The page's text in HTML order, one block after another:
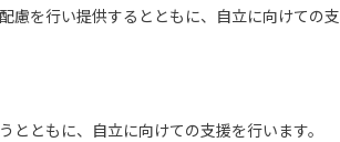
慮を行い提供するとともに、自立に向けての支
とともに、自立に向けての支援を行います。